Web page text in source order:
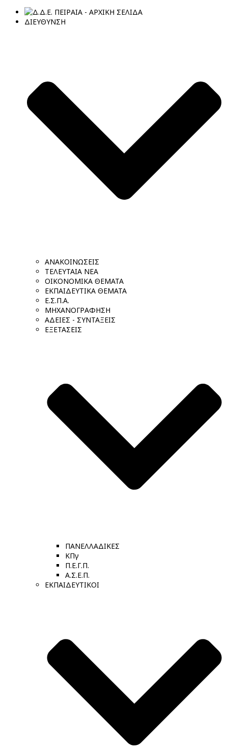
ΔΙΕΥΘΥΝΣΗ
ΑΝΑΚΟΙΝΩΣΕΙΣ
ΤΕΛΕΥΤΑΙΑ ΝΕΑ
ΟΙΚΟΝΟΜΙΚΑ ΘΕΜΑΤΑ
ΕΚΠΑΙΔΕΥΤΙΚΑ ΘΕΜΑΤΑ
Ε.Σ.Π.Α.
ΜΗΧΑΝΟΓΡΑΦΗΣΗ
ΑΔΕΙΕΣ - ΣΥΝΤΑΞΕΙΣ
ΕΞΕΤΑΣΕΙΣ
ΠΑΝΕΛΛΑΔΙΚΕΣ
ΚΠγ
Π.Ε.Γ.Π.
Α.Σ.Ε.Π.
ΕΚΠΑΙΔΕΥΤΙΚΟΙ